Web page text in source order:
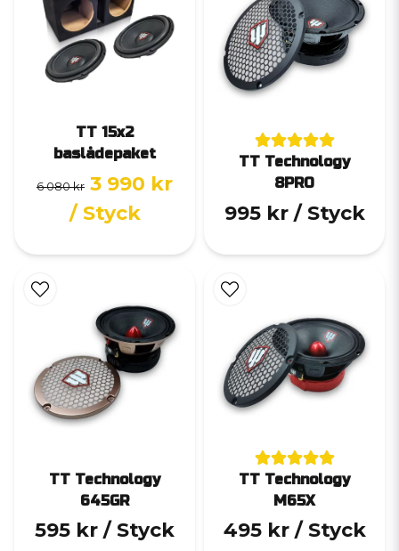
TT 15x2
baslådepaket
6 080 kr 3 990 kr
/ Styck
TT Technology
8PRO
995 kr / Styck
TT Technology
645GR
595 kr / Styck
TT Technology
M65X
495 kr / Styck